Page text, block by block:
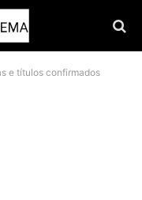
e títulos confirmados